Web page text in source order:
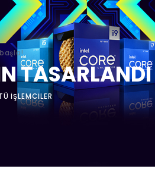
TASARLANDI
İŞLEMCİLER